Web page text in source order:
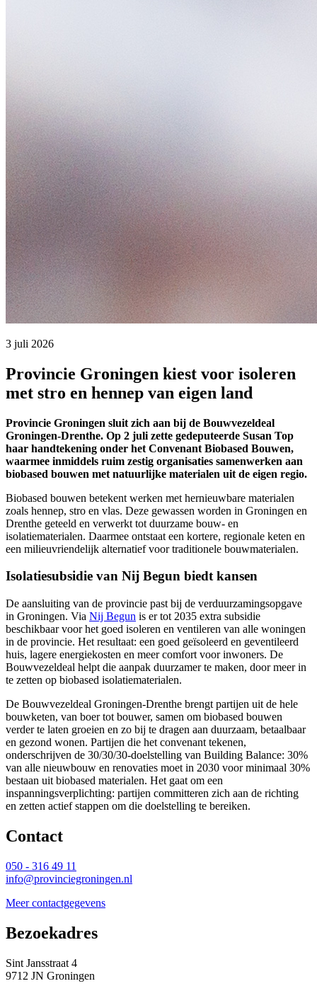
3 juli 2026
Provincie Groningen kiest voor isoleren
met stro en hennep van eigen land
Provincie Groningen sluit zich aan bij de Bouwvezeldeal
Groningen-Drenthe. Op 2 juli zette gedeputeerde Susan Top
haar handtekening onder het Convenant Biobased Bouwen,
waarmee inmiddels ruim zestig organisaties samenwerken aan
biobased bouwen met natuurlijke materialen uit de eigen regio.
Biobased bouwen betekent werken met hernieuwbare materialen
zoals hennep, stro en vlas. Deze gewassen worden in Groningen en
Drenthe geteeld en verwerkt tot duurzame bouw- en
isolatiematerialen. Daarmee ontstaat een kortere, regionale keten en
een milieuvriendelijk alternatief voor traditionele bouwmaterialen.
Isolatiesubsidie van Nij Begun biedt kansen
De aansluiting van de provincie past bij de verduurzamingsopgave
in Groningen. Via Nij Begun is er tot 2035 extra subsidie
beschikbaar voor het goed isoleren en ventileren van alle woningen
in de provincie. Het resultaat: een goed geïsoleerd en geventileerd
huis, lagere energiekosten en meer comfort voor inwoners. De
Bouwvezeldeal helpt die aanpak duurzamer te maken, door meer in
te zetten op biobased isolatiematerialen.
De Bouwvezeldeal Groningen-Drenthe brengt partijen uit de hele
bouwketen, van boer tot bouwer, samen om biobased bouwen
verder te laten groeien en zo bij te dragen aan duurzaam, betaalbaar
en gezond wonen. Partijen die het convenant tekenen,
onderschrijven de 30/30/30-doelstelling van Building Balance: 30%
van alle nieuwbouw en renovaties moet in 2030 voor minimaal 30%
bestaan uit biobased materialen. Het gaat om een
inspanningsverplichting: partijen committeren zich aan de richting
en zetten actief stappen om die doelstelling te bereiken.
Contact
050 - 316 49 11
info@provinciegroningen.nl
Meer contactgegevens
Bezoekadres
Sint Jansstraat 4
9712 JN Groningen